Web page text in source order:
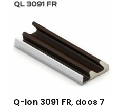
Q-lon 3091 FR, doos 7